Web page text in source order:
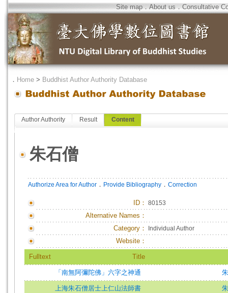
Site map．About us．Consultative
． Home > Buddhist Author Authority Database
Author Authority Result Content
朱石僧
Authorize Area for Author ． Provide Bibliography ． Correction
ID ： 80153
Alternative Names：
Category：
Individual Author
Website：
Fulltext Title
「南無阿彌陀佛」六字之神通
上海朱石僧居士上仁山法師書